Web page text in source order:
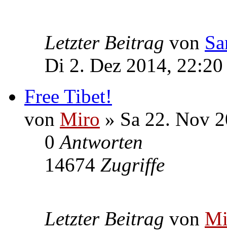
Letzter Beitrag von
Di 2. Dez 2014, 22:20
Free Tibet!
von Miro » Sa 22. Nov
0Antworten
14674 Zugriffe
Letzter Beitrag von